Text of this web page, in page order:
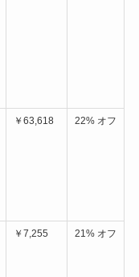
￥63,618 22% オフ
￥7,255 21% オフ